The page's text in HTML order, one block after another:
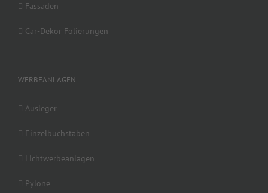
Fassaden
Car-Dekor Folierungen
WERBEANLAGEN
Ausleger
Einzelbuchstaben
Lichtwerbeanlagen
Pylone